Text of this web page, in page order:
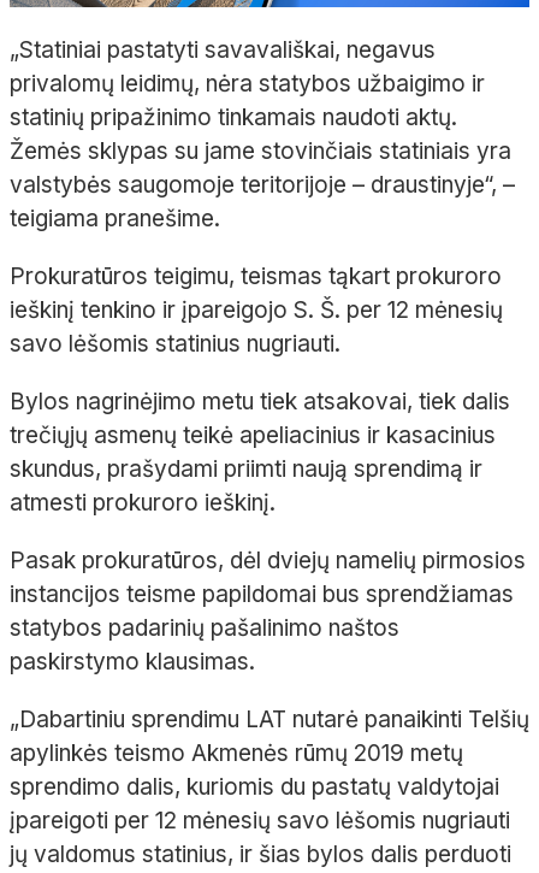
„Statiniai pastatyti savavališkai, negavus
privalomų leidimų, nėra statybos užbaigimo ir
statinių pripažinimo tinkamais naudoti aktų.
Žemės sklypas su jame stovinčiais statiniais yra
valstybės saugomoje teritorijoje – draustinyje“, –
teigiama pranešime.
Prokuratūros teigimu, teismas tąkart prokuroro
ieškinį tenkino ir įpareigojo S. Š. per 12 mėnesių
savo lėšomis statinius nugriauti.
Bylos nagrinėjimo metu tiek atsakovai, tiek dalis
trečiųjų asmenų teikė apeliacinius ir kasacinius
skundus, prašydami priimti naują sprendimą ir
atmesti prokuroro ieškinį.
Pasak prokuratūros, dėl dviejų namelių pirmosios
instancijos teisme papildomai bus sprendžiamas
statybos padarinių pašalinimo naštos
paskirstymo klausimas.
„Dabartiniu sprendimu LAT nutarė panaikinti Telšių
apylinkės teismo Akmenės rūmų 2019 metų
sprendimo dalis, kuriomis du pastatų valdytojai
įpareigoti per 12 mėnesių savo lėšomis nugriauti
jų valdomus statinius, ir šias bylos dalis perduoti